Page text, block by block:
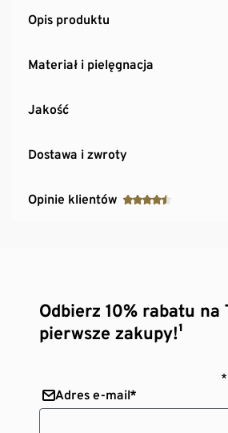
Nasza modelka (1,77 m) nosi
Opis produktu
Materiał i pielęgnacja
Jakość
Dostawa i zwroty
Opinie klientów
Odbierz 10% rabatu na
pierwsze zakupy!¹
*
Adres e-mail*